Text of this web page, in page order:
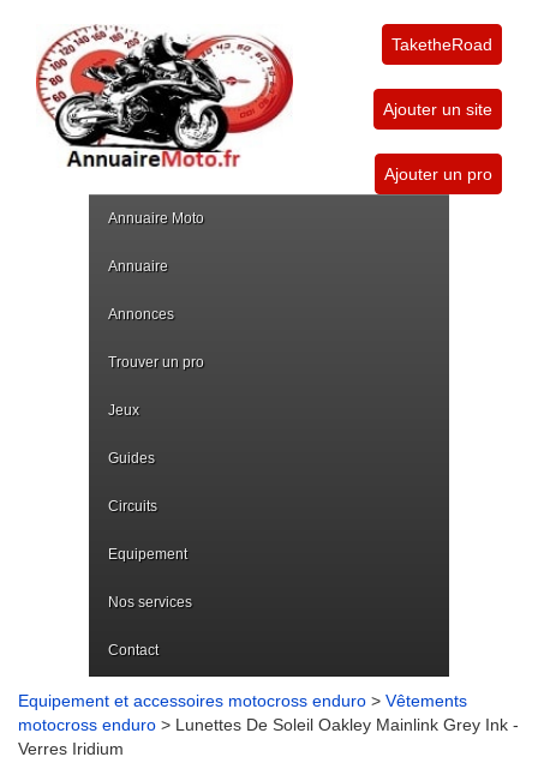
TaketheRoad
Ajouter un site
Ajouter un pro
Annuaire Moto
Annuaire
Annonces
Trouver un pro
Jeux
Guides
Circuits
Equipement
Nos services
Contact
Equipement et accessoires motocross enduro > Vêtements
motocross enduro > Lunettes De Soleil Oakley Mainlink Grey Ink -
Verres Iridium